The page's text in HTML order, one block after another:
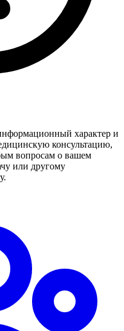
характер и
консультацию,
вопросам о вашем
или другому